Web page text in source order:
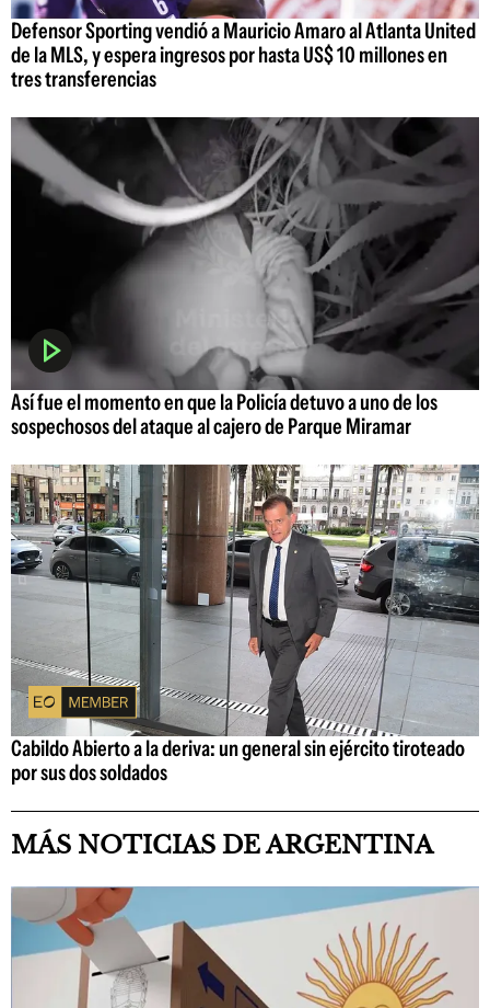
Defensor Sporting vendió a Mauricio Amaro al Atlanta United
de la MLS, y espera ingresos por hasta US$ 10 millones en
tres transferencias
Así fue el momento en que la Policía detuvo a uno de los
sospechosos del ataque al cajero de Parque Miramar
Cabildo Abierto a la deriva: un general sin ejército tiroteado
por sus dos soldados
MÁS NOTICIAS DE ARGENTINA